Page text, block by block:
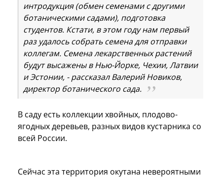
интродукция (обмен семенами с другими
ботаническими садами), подготовка
студентов. Кстати, в этом году нам первый
раз удалось собрать семена для отправки
коллегам. Семена лекарственных растений
будут высажены в Нью-Йорке, Чехии, Латвии
и Эстонии, - рассказал Валерий Новиков,
директор ботанического сада.
В саду есть коллекции хвойных, плодово-
ягодных деревьев, разных видов кустарника со
всей России.
Сейчас эта территория окутана невероятными